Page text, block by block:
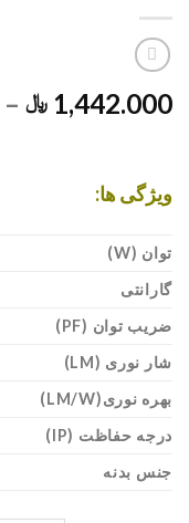
1,442.000 ﷼ –
ویژگی ها:
توان (W)
گارانتی
ضریب توان (PF)
شار نوری (LM)
بهره نوری(LM/W)
درجه حفاظت (IP)
جنس بدنه